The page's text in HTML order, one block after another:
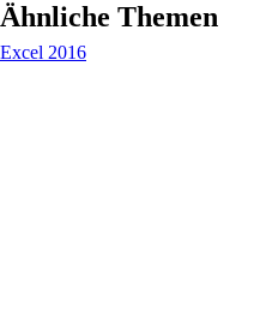
Ähnliche Themen
Excel 2016